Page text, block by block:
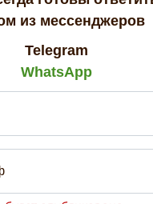
из мессенджеров
Telegram
WhatsApp